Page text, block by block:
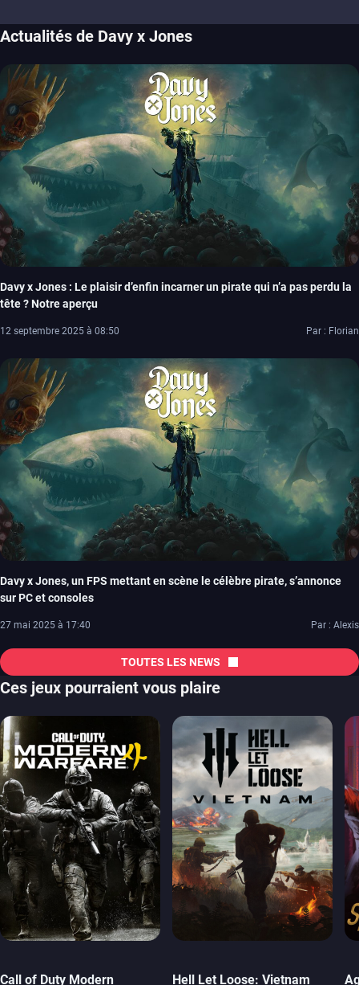
Actualités de Davy x Jones
Davy x Jones : Le plaisir d’enfin incarner un pirate qui n’a pas perdu la
tête ? Notre aperçu
12 septembre 2025 à 08:50 Par : Florian
Davy x Jones, un FPS mettant en scène le célèbre pirate, s’annonce
sur PC et consoles
27 mai 2025 à 17:40 Par : Alexis
TOUTES LES NEWS
Ces jeux pourraient vous plaire
Call of Duty Modern Hell Let Loose: Vietnam